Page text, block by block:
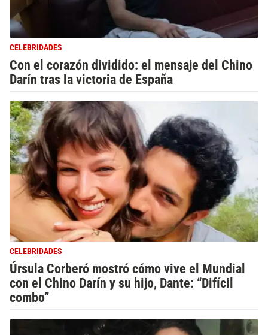
CELEBRIDADES
Con el corazón dividido: el mensaje del Chino
Darín tras la victoria de España
CELEBRIDADES
Úrsula Corberó mostró cómo vive el Mundial
con el Chino Darín y su hijo, Dante: “Difícil
combo”